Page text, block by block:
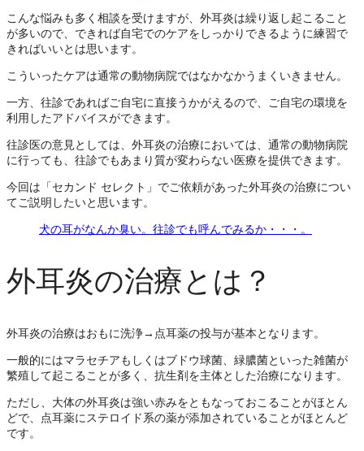
こんな悩みも多く相談を受けますが、外耳炎は繰り返し起こること
が多いので、できれば自宅でのケアをしっかりできるように練習で
きればいいとは思います。
こういったケアは通常の動物病院ではなかなかうまくいきません。
一方、往診であればご自宅に直接うかがえるので、ご自宅の環境を
利用したアドバイスができます。
往診医の意見としては、外耳炎の治療においては、通常の動物病院
に行っても、往診でもあまり質が変わらない医療を提供できます。
今回は「セカンド セレクト」でご依頼があった外耳炎の治療につい
てご説明したいと思います。
犬の耳がなんか臭い。往診でも呼んでみるか・・・。
外耳炎の治療とは？
外耳炎の治療はおもに洗浄→点耳薬の投与が基本となります。
一般的にはマラセチアもしくはブドウ球菌、緑膿菌といった雑菌が
繁殖して起こることが多く、抗生剤を主体とした治療になります。
ただし、大体の外耳炎は強い赤みをともなっておこることがほとん
どで、点耳薬にステロイド系の薬が添加されていることがほとんど
です。